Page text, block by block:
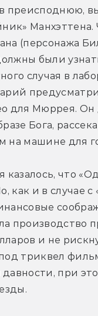
в преисподнюю,
Манхэттена.
(персонажа
были
случая в
для Мюррея. Он
Бога,
на машине для
казалось, что
как и в случае
производство
и не
триквел
при